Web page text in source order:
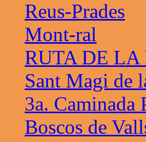
Reus-Prades
Mont-ral
RUTA DE LA
Sant Magi de
3a. Caminada
Boscos de